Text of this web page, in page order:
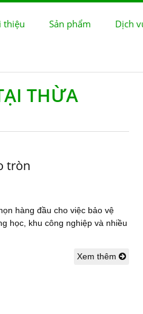
thiệu Sản phẩm Dịch
THỪA
tròn
hàng đầu cho việc bảo vệ
học, khu công nghiệp và nhiều
Xem thêm